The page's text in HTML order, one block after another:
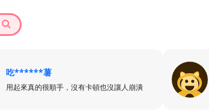
吃******薯
用起來真的很順手，沒有卡頓也沒讓人崩潰